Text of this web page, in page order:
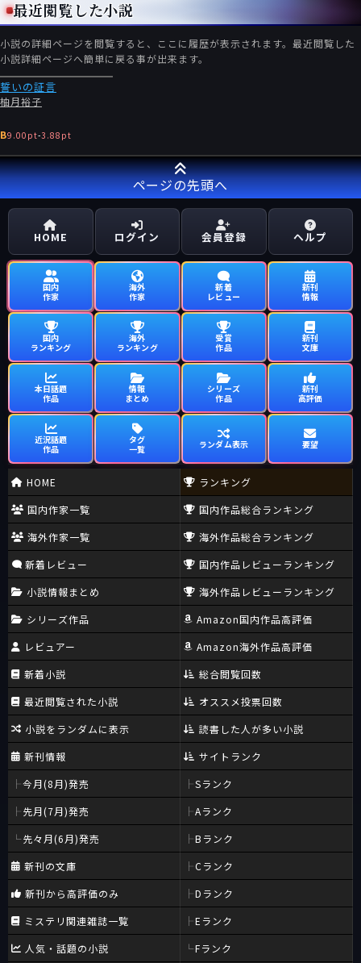
最近閲覧した小説
小説の詳細ページを閲覧すると、ここに履歴が表示されます。最近閲覧した
小説詳細ページへ簡単に戻る事が出来ます。
誓いの証言
柚月裕子
B9.00pt-3.88pt
ページの先頭へ
HOME ログイン 会員登録 ヘルプ
国内
作家
海外
作家
新着
レビュー
新刊
情報
国内
ランキング
海外
ランキング
受賞
作品
新刊
文庫
本日話題
作品
情報
まとめ
シリーズ
作品
新刊
高評価
近況話題
作品
タグ
一覧
ランダム表示 要望
HOME
国内作家一覧
海外作家一覧
新着レビュー
小説情報まとめ
シリーズ作品
レビュアー
新着小説
最近閲覧された小説
小説をランダムに表示
新刊情報
今月(8月)発売
先月(7月)発売
先々月(6月)発売
新刊の文庫
新刊から高評価のみ
ミステリ関連雑誌一覧
人気・話題の小説
ランキング
国内作品総合ランキング
海外作品総合ランキング
国内作品レビューランキング
海外作品レビューランキング
Amazon国内作品高評価
Amazon海外作品高評価
総合閲覧回数
オススメ投票回数
読書した人が多い小説
サイトランク
Sランク
Aランク
Bランク
Cランク
Dランク
Eランク
Fランク